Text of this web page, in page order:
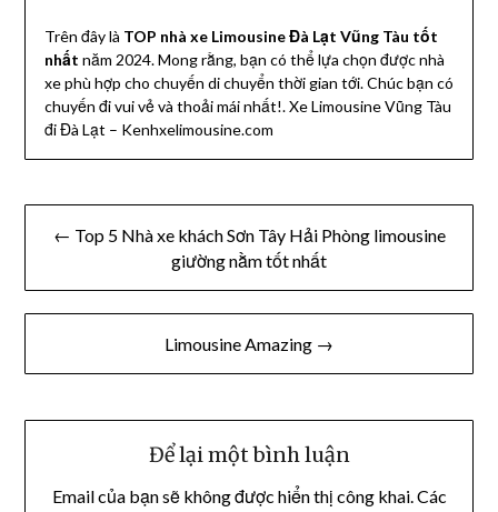
Trên đây là TOP nhà xe Limousine Đà Lạt Vũng Tàu tốt
nhất năm 2024. Mong rằng, bạn có thể lựa chọn được nhà
xe phù hợp cho chuyến di chuyển thời gian tới. Chúc bạn có
chuyến đi vui vẻ và thoải mái nhất!. Xe Limousine Vũng Tàu
đi Đà Lạt – Kenhxelimousine.com
Điều
bài
← Top 5 Nhà xe khách Sơn Tây Hải Phòng limousine
giường nằm tốt nhất
Limousine Amazing →
Để lại một bình luận
Email của bạn sẽ không được hiển thị công khai.Các